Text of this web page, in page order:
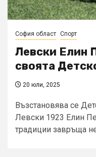
София област Спорт
Левски Елин
своята
20 юли, 2025
Възстановява се
Левски 1923 Елин
традиции завръща